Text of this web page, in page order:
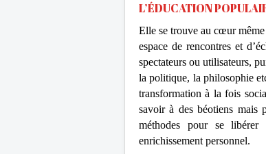
L’ÉDUCATION
Elle se trouve au cœur
espace de rencontres et
spectateurs ou utilisateurs,
la politique, la philosophie
transformation à la fois
savoir à des béotiens mais
méthodes pour se libérer
enrichissement personnel.